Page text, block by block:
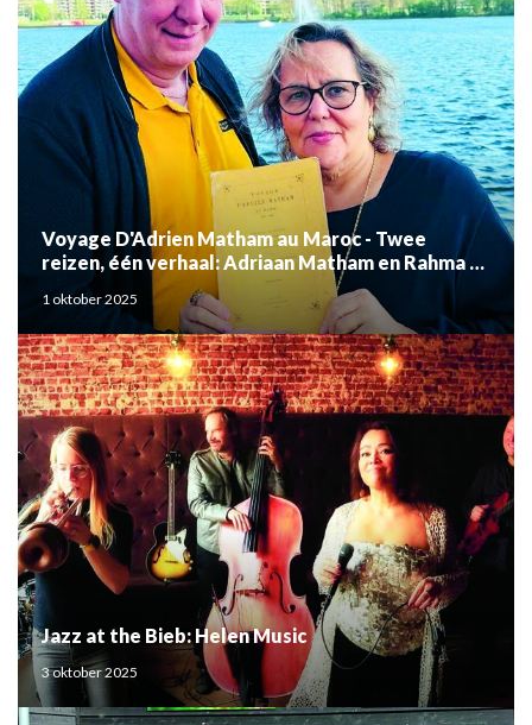
Voyage D'Adrien Matham au Maroc - Twee
reizen, één verhaal: Adriaan Matham en Rahma el
Mouden
1 oktober 2025
Jazz at the Bieb: Helen Music
3 oktober 2025